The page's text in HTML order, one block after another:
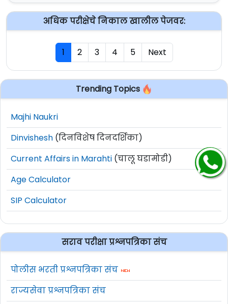
अधिक परीक्षेचे निकाल खालील पेजवर:
1 2 3 4 5 Next
Trending Topics
Majhi Naukri
Dinvishesh (दिनविशेष दिनदर्शिका)
Current Affairs in Marahti (चालू घडामोडी)
Age Calculator
SIP Calculator
सराव परीक्षा प्रश्नपत्रिका संच
पोलीस भरती प्रश्नपत्रिका संच
राज्यसेवा प्रश्नपत्रिका संच